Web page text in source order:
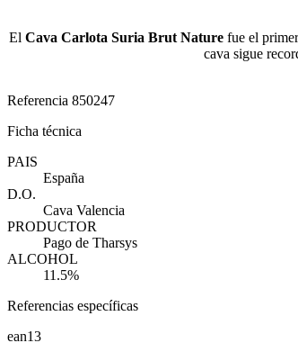
El Cava Carlota Suria Brut Naturefue el
cava sigue
Referencia 850247
Ficha técnica
PAIS
España
D.O.
Cava Valencia
PRODUCTOR
Pago de Tharsys
ALCOHOL
11.5%
Referencias específicas
ean13